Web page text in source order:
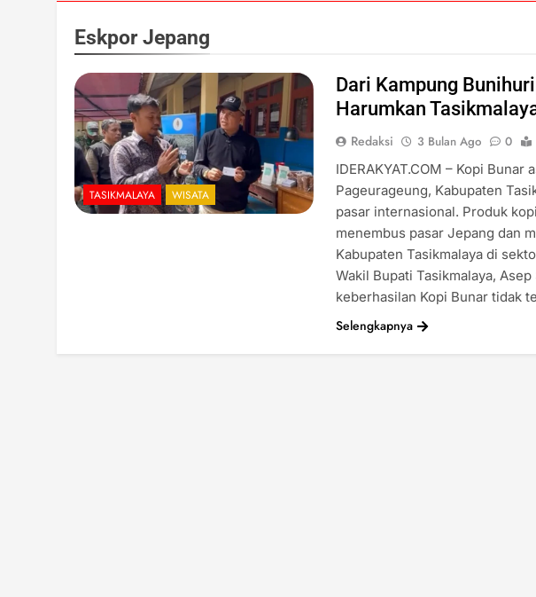
Eskpor Jepang
TASIKMALAYA WISATA
Dari Kampung
Harumkan
Redaksi 3 Bulan Ago 0
IDERAKYAT.COM – Kopi
Pageurageung, Kabupaten
pasar internasional. Produk
menembus pasar Jepang dan
Kabupaten Tasikmalaya di
Wakil Bupati Tasikmalaya,
keberhasilan Kopi Bunar tidak
Selengkapnya